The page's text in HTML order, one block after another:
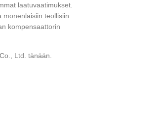
laatuvaatimukset.
teollisiin
kompensaattorin
Ltd. tänään.